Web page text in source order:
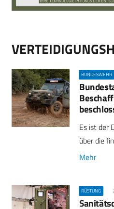
BUNDESWEHR
Es ist der
über die
Mehr
RÜSTUNG